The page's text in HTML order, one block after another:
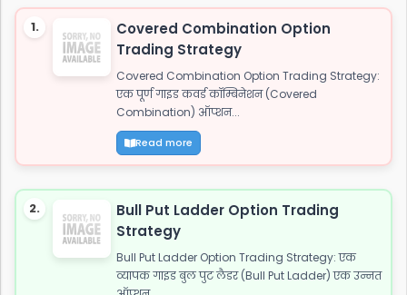
अटीट्यूड स्टेटस "ये आवाज नही जाट कि दहाड़ है, अकेले भी
खडे सामने हो जाये तो...
1.
Covered Combination Option
Trading Strategy
Covered Combination Option Trading Strategy:
एक पूर्ण गाइड कवर्ड कॉम्बिनेशन (Covered
Combination) ऑप्शन...
Read more
2.
Bull Put Ladder Option Trading
Strategy
Bull Put Ladder Option Trading Strategy: एक
व्यापक गाइड बुल पुट लैडर (Bull Put Ladder) एक उन्नत